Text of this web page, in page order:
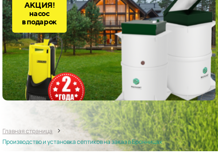
АКЦИЯ!
насос
в подарок
Главная страница >
Производство и установка септиков на заказ в Бронницах